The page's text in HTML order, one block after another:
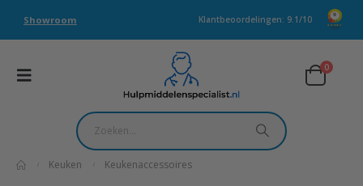
Showroom Klantbeoordelingen: 9.1/10
0
Keuken Keukenaccessoires